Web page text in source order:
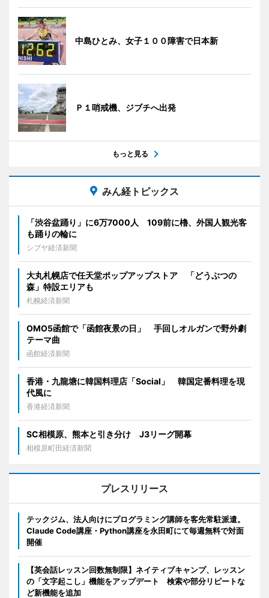
中島ひとみ、女子１００障害で日本新
Ｐ１哨戒機、ジブチへ出発
もっと見る
みん経トピックス
「渋谷盆踊り」に6万7000人 109前に櫓、外国人観光客
も踊りの輪に
シブヤ経済新聞
大丸札幌店で任天堂ポップアップストア 「どうぶつの
森」特設エリアも
札幌経済新聞
OMO5函館で「函館夜景の日」 手回しオルガンで野外劇
テーマ曲
函館経済新聞
香港・九龍塘に韓国料理店「Social」 韓国定番料理を現
代風に
香港経済新聞
SC相模原、熊本と引き分け J3リーグ開幕
相模原町田経済新聞
プレスリリース
テックジム、法人向けにプログラミング講師を客先常駐派遣。
Claude Code講座・Python講座を永田町にて毎週無料で対面
開催
【英会話レッスン回数無制限】ネイティブキャンプ、レッスン
の「文字起こし」機能をアップデート 検索や部分リピートな
ど新機能を追加